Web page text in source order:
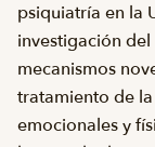
psiquiatría en la
investigación del
mecanismos
tratamiento de
emocionales y